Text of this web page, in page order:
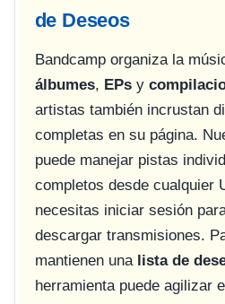
de Deseos
Bandcamp organiza la
álbumes, EPsy
artistas también incrustan
completas en su página.
puede manejar pistas
completos desde cualquier
necesitas iniciar sesión
descargar transmisiones.
mantienen una lista de
herramienta puede agilizar